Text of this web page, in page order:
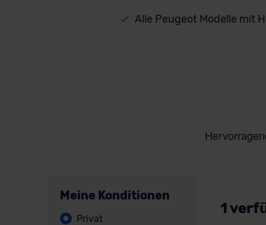
Alle Peugeot Modelle mit
Meine Konditionen
Privat
1